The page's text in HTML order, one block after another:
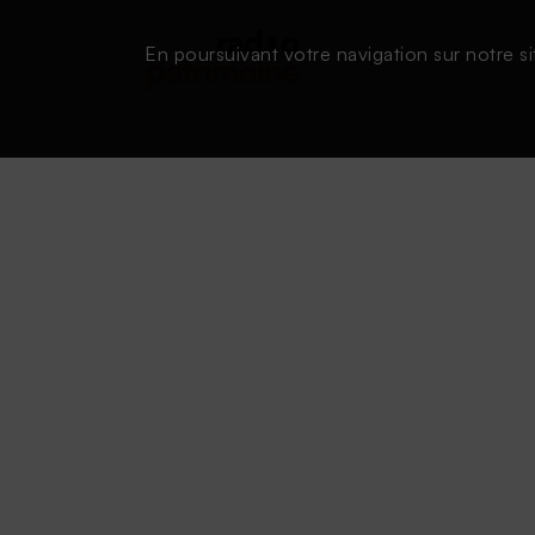
En poursuivant votre navigation sur notre